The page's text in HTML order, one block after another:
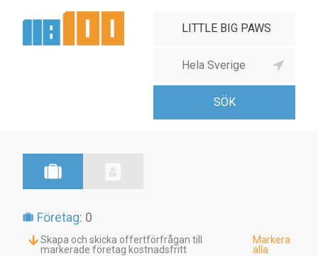
Företag: 0
Skapa och skicka offertförfrågan till
markerade företag kostnadsfritt
Markera
alla